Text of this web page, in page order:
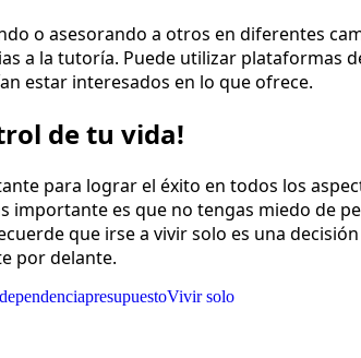
o asesorando a otros en diferentes
a la tutoría. Puede utilizar plataformas
estar interesados en lo que ofrece.
de tu vida!
para lograr el éxito en todos los
importante es que no tengas miedo de
que irse a vivir solo es una
por delante.
presupuestoVivir solo